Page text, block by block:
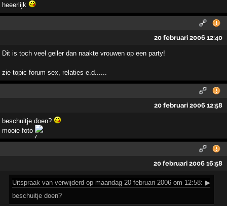
heeerlijk
20 februari 2006 12:40
Dit is toch veel geiler dan naakte vrouwen op een party!
zie topic forum sex, relaties e.d......
20 februari 2006 12:58
beschuitje doen?
mooie foto
20 februari 2006 16:58
Uitspraak van verwijderd op maandag 20 februari 2006 om 12:58: ▶
beschuitje doen?